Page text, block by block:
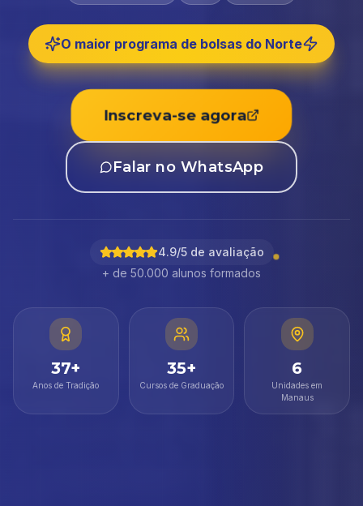
O maior programa de bolsas do Norte
Inscreva-se agora
Falar no WhatsApp
4.9/5 de avaliação
+ de 50.000 alunos formados
37+
Anos de Tradição
35+
Cursos de Graduação
6
Unidades em
Manaus